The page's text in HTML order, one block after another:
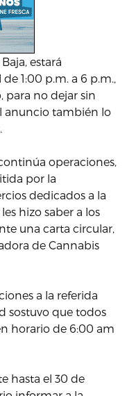
estará
1:00 p.m. a 6 p.m.,
para no dejar sin
anuncio también lo
operaciones,
por la
dedicados a la
hizo saber a los
una carta circular,
de Cannabis
a la referida
sostuvo que todos
horario de 6:00 am
hasta el 30 de